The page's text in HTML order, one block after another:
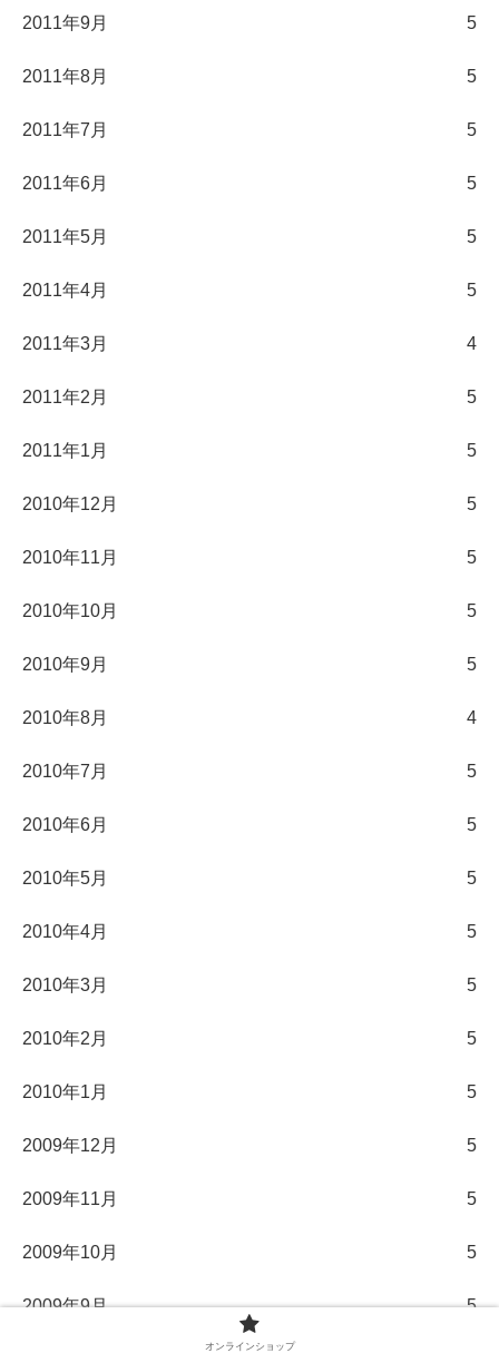
2011年9月 5
2011年8月 5
2011年7月 5
2011年6月 5
2011年5月 5
2011年4月 5
2011年3月 4
2011年2月 5
2011年1月 5
2010年12月 5
2010年11月 5
2010年10月 5
2010年9月 5
2010年8月 4
2010年7月 5
2010年6月 5
2010年5月 5
2010年4月 5
2010年3月 5
2010年2月 5
2010年1月 5
2009年12月 5
2009年11月 5
2009年10月 5
2009年9月 5
オンラインショップ